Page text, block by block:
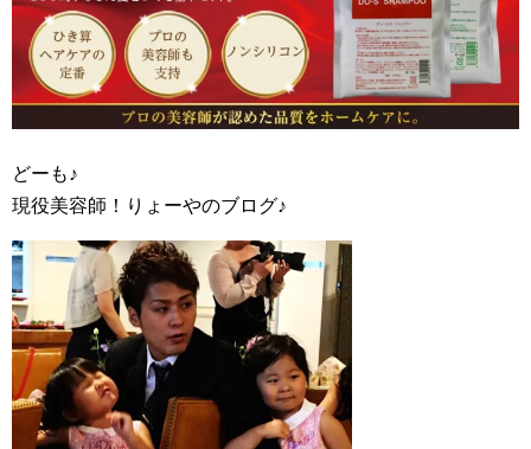
どーも♪
現役美容師！りょーやのブログ♪